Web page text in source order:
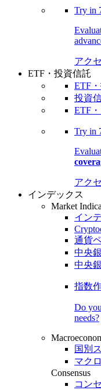
Try in
アク
ETF・投資信託
ETF
投資
ETF
Try in
アク
インデックス
Market
イン
通貨
中央
中央
指数
Do
needs?
国別
マク
Consensus
コン